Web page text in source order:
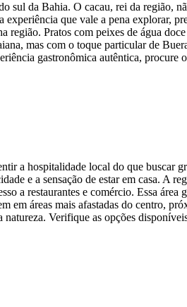
sul da Bahia. O cacau, rei da região,
que vale a pena explorar,
Pratos com peixes de água
mas com o toque particular de
gastronômica autêntica, procure
a hospitalidade local do que buscar
e a sensação de estar em casa. A
a restaurantes e comércio. Essa
em áreas mais afastadas do centro,
Verifique as opções